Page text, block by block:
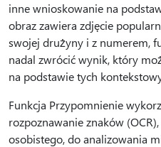
inne wnioskowanie na
obraz zawiera zdjęcie
swojej drużyny i z numerem,
nadal zwrócić wynik, który
na podstawie tych
Funkcja Przypomnienie
rozpoznawanie znaków
osobistego, do analizowania